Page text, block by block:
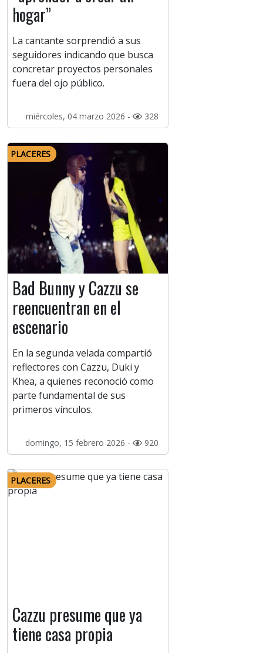
hogar”
La cantante sorprendió a sus
seguidores indicando que busca
concretar proyectos personales
fuera del ojo público.
miércoles, 04 marzo 2026 - 328
PLACERES
Bad Bunny y Cazzu se
reencuentran en el
escenario
En la segunda velada compartió
reflectores con Cazzu, Duki y
Khea, a quienes reconoció como
parte fundamental de sus
primeros vínculos.
domingo, 15 febrero 2026 - 920
PLACERES
Cazzu presume que ya
tiene casa propia